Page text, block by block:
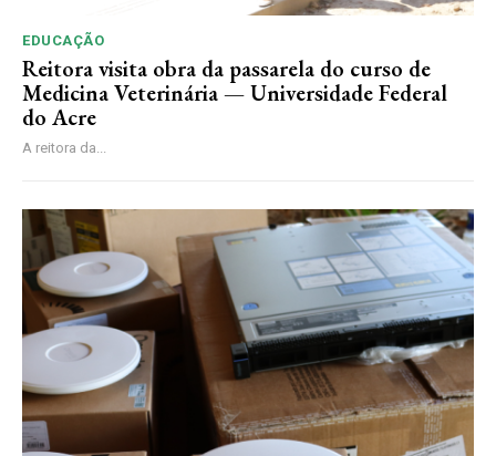
EDUCAÇÃO
Reitora visita obra da passarela do curso de
Medicina Veterinária — Universidade Federal
do Acre
A reitora da...